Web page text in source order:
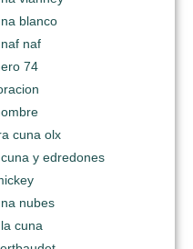
blanco
naf
74
cuna olx
y edredones
nubes
cuna